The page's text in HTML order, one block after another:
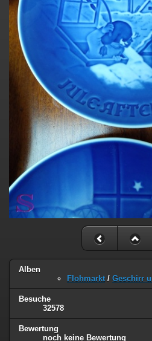
Alben
Flohmarkt / Geschirr
Besuche
32578
Bewertung
noch keine Bewertung